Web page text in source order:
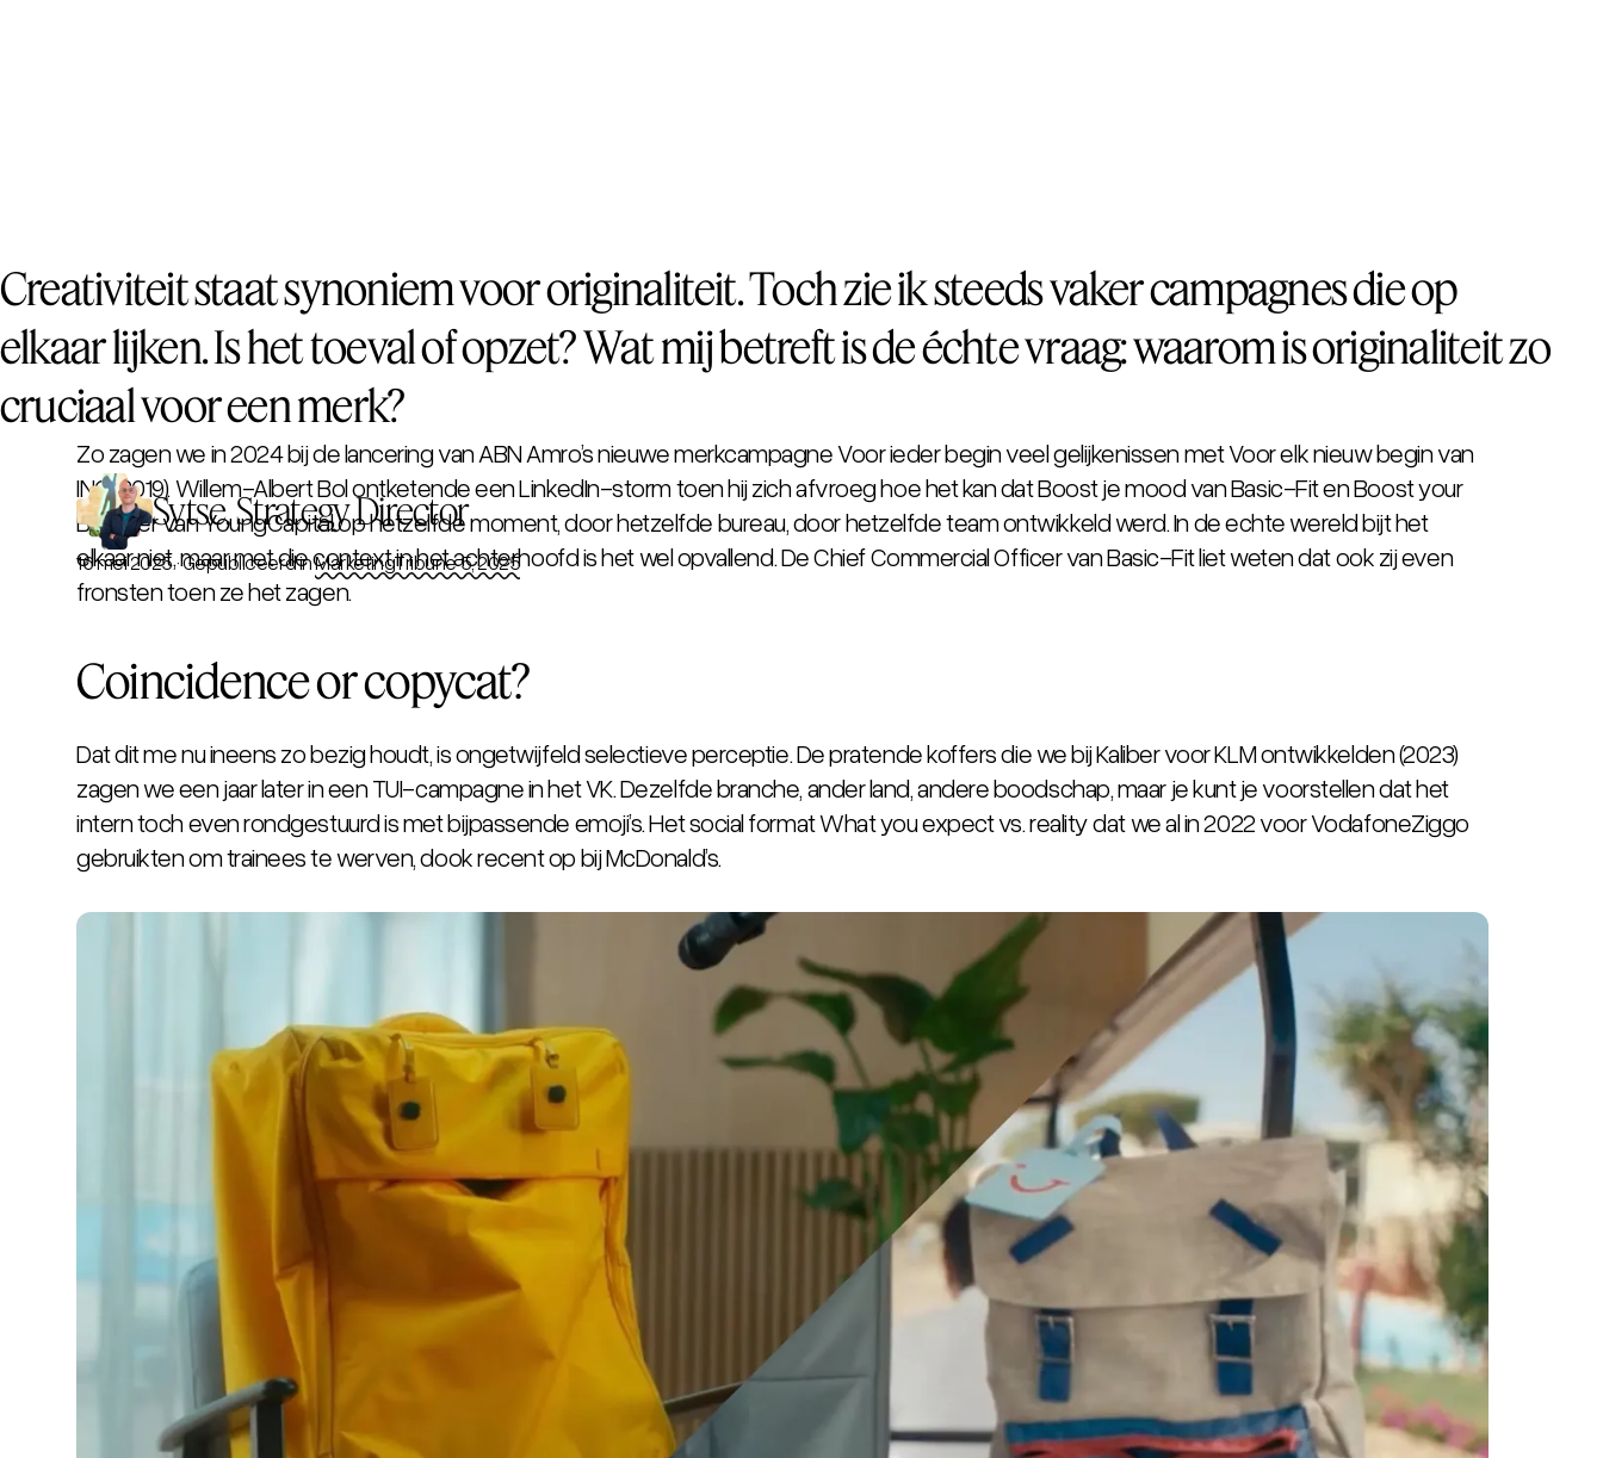
Creativiteit staat synoniem voor originaliteit. Toch zie ik steeds vaker campagnes die op
elkaar lijken. Is het toeval of opzet? Wat mij betreft is de échte vraag: waarom is originaliteit zo
cruciaal voor een merk?
Sytse, Strategy Director
16 mei 2025·Gepubliceerd inMarketingTribune 5, 2025
Zo zagen we in 2024 bij de lancering van ABN Amro’s nieuwe merkcampagneVoor ieder beginveel gelijkenissen metVoor elk nieuw beginvan
ING (2019). Willem-Albert Bol ontketende een LinkedIn-storm toen hij zich afvroeg hoe het kan datBoost je moodvan Basic-Fit enBoost your
Boomervan YoungCapital op hetzelfde moment, door hetzelfde bureau, door hetzelfde team ontwikkeld werd. In de echte wereld bijt het
elkaar niet, maar met die context in het achterhoofd is het wel opvallend. De Chief Commercial Officer van Basic-Fit liet weten dat ook zij even
fronsten toen ze het zagen.
Coincidence or copycat?
Dat dit me nu ineens zo bezig houdt, is ongetwijfeld selectieve perceptie. De pratende koffers die we bij Kaliber voor KLM ontwikkelden (2023)
zagen we een jaar later in een TUI-campagne in het VK. Dezelfde branche, ander land, andere boodschap, maar je kunt je voorstellen dat het
intern toch even rondgestuurd is met bijpassende emoji’s. Het social formatWhat you expect vs. realitydat we al in 2022 voor VodafoneZiggo
gebruikten om trainees te werven, dook recent op bij McDonald’s.